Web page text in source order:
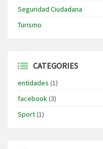
Seguridad Ciudadana
Turismo
CATEGORIES
entidades (1)
facebook(3)
Sport(1)